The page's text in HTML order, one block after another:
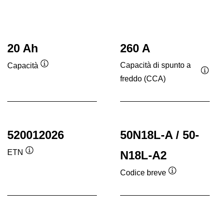
20 Ah
Capacità
260 A
Capacità di spunto a
freddo (CCA)
520012026
ETN
50N18L-A / 50-
N18L-A2
Codice breve